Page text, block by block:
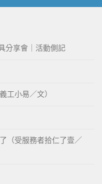
分享會｜活動側記
工小易／文）
（受服務者拾仁了壹／